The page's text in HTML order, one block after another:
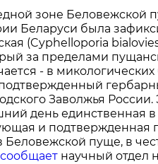
зоне Беловежской
Беларуси была
(Cyphelloporia
за пределами
- в
Заволжья России.
день единственная
и подтвержденная
Беловежской пуще, в
сообщает научный отдел